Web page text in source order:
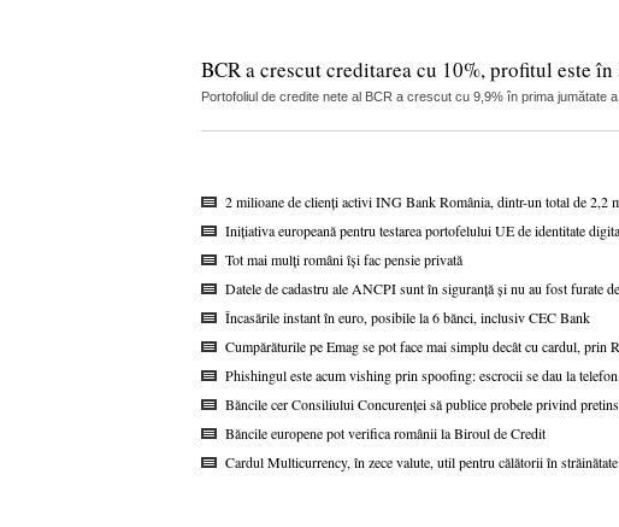
BCR a crescut creditarea cu 10%, profitul este în
Portofoliul de credite nete al BCR a crescut cu 9,9% în prima jumătate
2 milioane de clienți activi ING Bank România, dintr-un total de 2,2
Inițiativa europeană pentru testarea portofelului UE de identitate
Tot mai mulți români își fac pensie privată
Datele de cadastru ale ANCPI sunt în siguranță și nu au fost furate
Încasările instant în euro, posibile la 6 bănci, inclusiv CEC Bank
Cumpărăturile pe Emag se pot face mai simplu decât cu cardul, prin
Phishingul este acum vishing prin spoofing: escrocii se dau la
Băncile cer Consiliului Concurenței să publice probele privind
Băncile europene pot verifica românii la Biroul de Credit
Cardul Multicurrency, în zece valute, util pentru călătorii în străinătate